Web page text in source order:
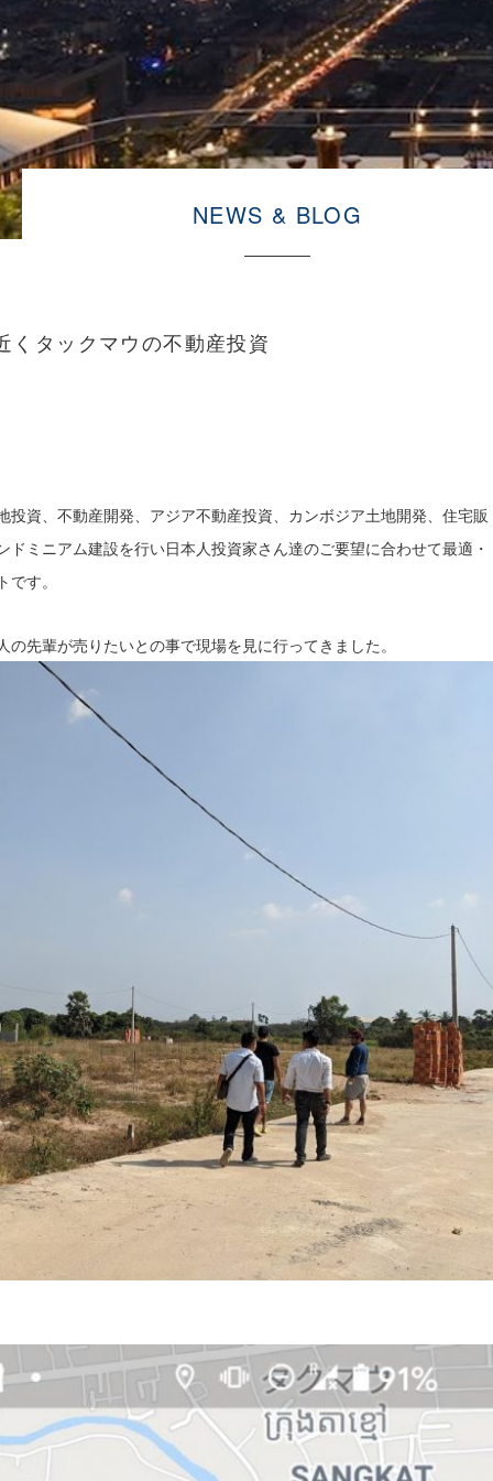
NEWS & BLOG
くタックマウの不動産投資
資、不動産開発、アジア不動産投資、カンボジア土地開発、住宅販
ミニアム建設を行い日本人投資家さん達のご要望に合わせて最適・
す。
先輩が売りたいとの事で現場を見に行ってきました。